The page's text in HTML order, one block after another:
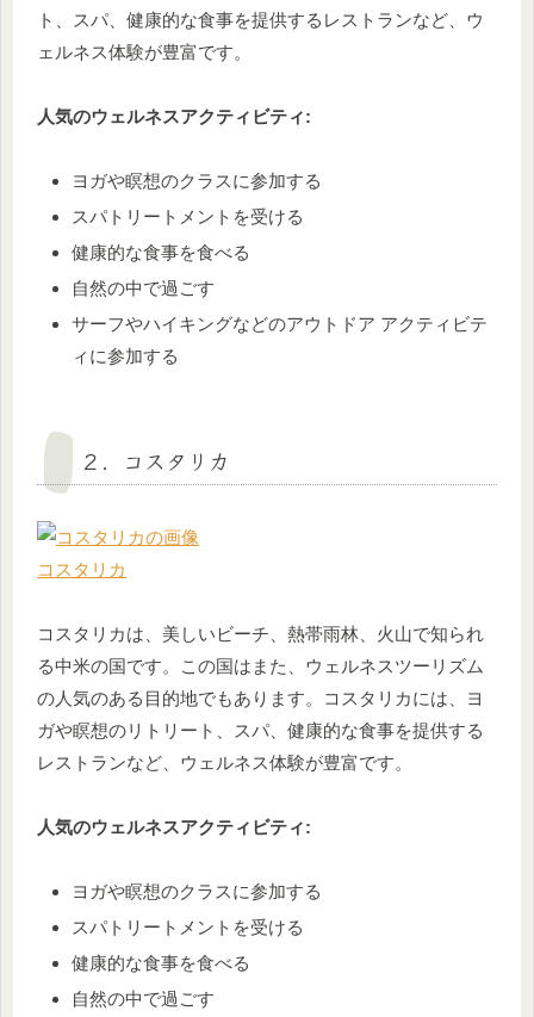
ト、スパ、健康的な食事を提供するレストランなど、ウ
ェルネス体験が豊富です。
人気のウェルネスアクティビティ:
ヨガや瞑想のクラスに参加する
スパトリートメントを受ける
健康的な食事を食べる
自然の中で過ごす
サーフやハイキングなどのアウトドア アクティビテ
ィに参加する
２．コスタリカ
コスタリカ
コスタリカは、美しいビーチ、熱帯雨林、火山で知られ
る中米の国です。この国はまた、ウェルネスツーリズム
の人気のある目的地でもあります。コスタリカには、ヨ
ガや瞑想のリトリート、スパ、健康的な食事を提供する
レストランなど、ウェルネス体験が豊富です。
人気のウェルネスアクティビティ:
ヨガや瞑想のクラスに参加する
スパトリートメントを受ける
健康的な食事を食べる
自然の中で過ごす